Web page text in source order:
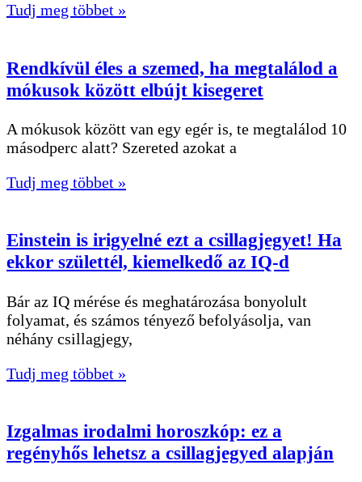
Tudj meg többet »
Rendkívül éles a szemed, ha megtalálod a
mókusok között elbújt kisegeret
A mókusok között van egy egér is, te megtalálod 10
másodperc alatt? Szereted azokat a
Tudj meg többet »
Einstein is irigyelné ezt a csillagjegyet! Ha
ekkor születtél, kiemelkedő az IQ-d
Bár az IQ mérése és meghatározása bonyolult
folyamat, és számos tényező befolyásolja, van
néhány csillagjegy,
Tudj meg többet »
Izgalmas irodalmi horoszkóp: ez a
regényhős lehetsz a csillagjegyed alapján